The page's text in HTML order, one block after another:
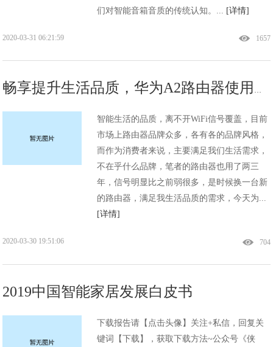
们对智能音箱音质的传统认知。... [详情]
1657
2020-03-31 06:21:59
畅享提升生活品质，华为A2路由器使用评测：信号覆盖更全面
智能生活的品质，离不开WiFi信号覆盖，目前
市场上路由器品牌众多，各有各的品牌风格，
而作为消费者来说，主要满足我们生活需求，
不在乎什么品牌，笔者的路由器也用了两三
年，信号明显比之前弱很多，是时候换一台新
的路由器，满足我生活品质的需求，今天为...
[详情]
704
2020-03-30 19:51:06
2019中国智能家居发展白皮书
下载报告请【点击头像】关注+私信，回复关
键词【下载】，获取下载方法~公众号《侠